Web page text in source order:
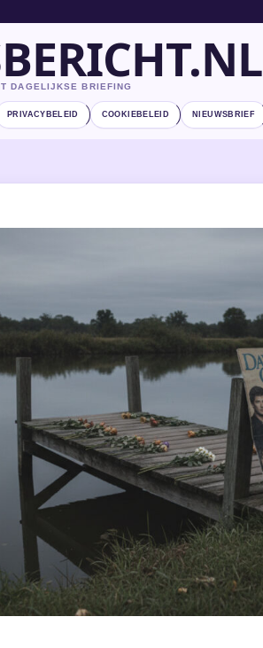
DAGELIJKSE BRIEFING
PRIVACYBELEID COOKIEBELEID NIEUWSBRIEF